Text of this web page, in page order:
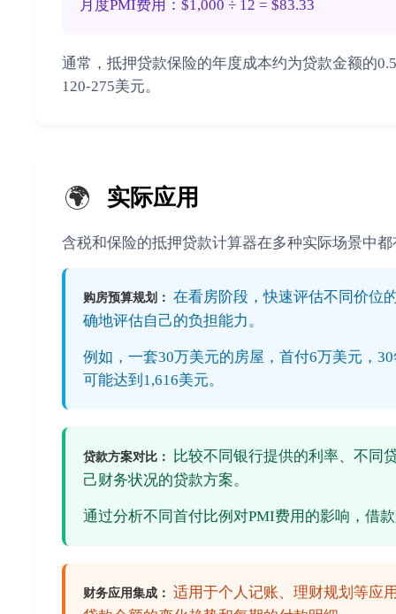
月度PMI费用：$1,000 ÷ 12 = $83.33
通常，抵押贷款保险的年度成本约为贷款金额的
120-275美元。
🌍 实际应用
含税和保险的抵押贷款计算器在多种实际场景中
购房预算规划： 在看房阶段，快速评估不同价位
确地评估自己的负担能力。
例如，一套30万美元的房屋，首付6万美元，
可能达到1,616美元。
贷款方案对比：
比较不同银行提供的利率、不同
己财务状况的贷款方案。
通过分析不同首付比例对PMI费用的影响，借
财务应用集成： 适用于个人记账、理财规划等应